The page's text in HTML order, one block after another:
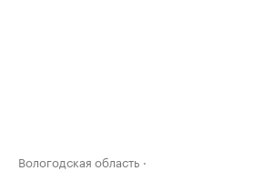
Вологодская область